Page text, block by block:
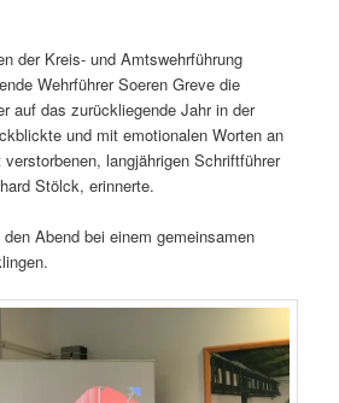
der Kreis- und Amtswehrführung
Wehrführer Soeren Greve die
auf das zurückliegende Jahr in der
und mit emotionalen Worten an
langjährigen Schriftführer
Stölck, erinnerte.
Abend bei einem gemeinsamen